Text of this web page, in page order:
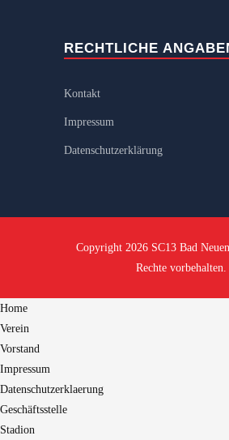
RECHTLICHE
Kontakt
Impressum
Datenschutzerklärung
Copyright 2026 SC13 Bad
Rechte vorbehalten.
Home
Verein
Vorstand
Impressum
Datenschutzerklaerung
Geschäftsstelle
Stadion